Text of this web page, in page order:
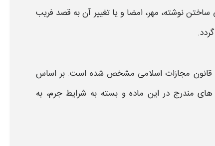
ساختن نوشته، مهر، امضاو یا تغییر آن به قصد فریب
مجازات اسلامی مشخص شده است. بر اساس
های مندرج در این ماده و بسته به شرایط جرم، به